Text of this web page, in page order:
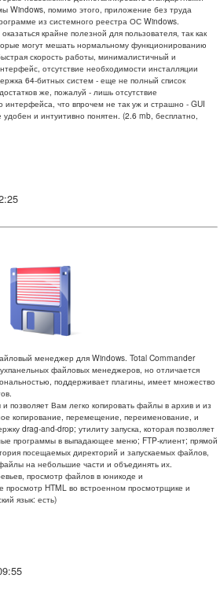
Windows, помимо этого, приложение без труда
из системного реестра ОС Windows.
крайне полезной для пользователя, так как
могут мешать нормальному функционированию
скорость работы, минималистичный и
отсутствие необходимости инсталляции
64-битных систем - еще не полный список
же, пожалуй - лишь отсутствие
интерфейса, что впрочем не так уж и страшно - GUI
и интуитивно понятен. (2.6 mb, бесплатно,
менеджер для Windows. Total Commander
файловых менеджеров, но отличается
поддерживает плагины, имеет множество
позволяет Вам легко копировать файлы в архив и из
копирование, перемещение, переименование, и
drag-and-drop; утилиту запуска, которая позволяет
программы в выпадающее меню; FTP-клиент; прямой
посещаемых директорий и запускаемых файлов,
на небольшие части и объединять их.
просмотр файлов в юникоде и
просмотр HTML во встроенном просмотрщике и
язык: есть)